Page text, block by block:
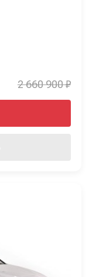
2 660 900 ₽